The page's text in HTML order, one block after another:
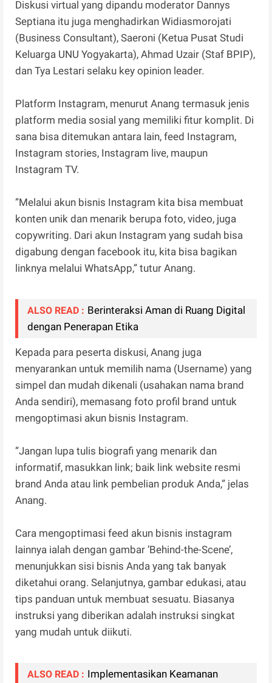
Diskusi virtual yang dipandu moderator Dannys
Septiana itu juga menghadirkan Widiasmorojati
(Business Consultant), Saeroni (Ketua Pusat Studi
Keluarga UNU Yogyakarta), Ahmad Uzair (Staf BPIP),
dan Tya Lestari selaku key opinion leader.
Platform Instagram, menurut Anang termasuk jenis
platform media sosial yang memiliki fitur komplit. Di
sana bisa ditemukan antara lain, feed Instagram,
Instagram stories, Instagram live, maupun
Instagram TV.
”Melalui akun bisnis Instagram kita bisa membuat
konten unik dan menarik berupa foto, video, juga
copywriting. Dari akun Instagram yang sudah bisa
digabung dengan facebook itu, kita bisa bagikan
linknya melalui WhatsApp,” tutur Anang.
ALSO READ : Berinteraksi Aman di Ruang Digital
dengan Penerapan Etika
Kepada para peserta diskusi, Anang juga
menyarankan untuk memilih nama (Username) yang
simpel dan mudah dikenali (usahakan nama brand
Anda sendiri), memasang foto profil brand untuk
mengoptimasi akun bisnis Instagram.
”Jangan lupa tulis biografi yang menarik dan
informatif, masukkan link; baik link website resmi
brand Anda atau link pembelian produk Anda,” jelas
Anang.
Cara mengoptimasi feed akun bisnis instagram
lainnya ialah dengan gambar ’Behind-the-Scene’,
menunjukkan sisi bisnis Anda yang tak banyak
diketahui orang. Selanjutnya, gambar edukasi, atau
tips panduan untuk membuat sesuatu. Biasanya
instruksi yang diberikan adalah instruksi singkat
yang mudah untuk diikuti.
ALSO READ : Implementasikan Keamanan